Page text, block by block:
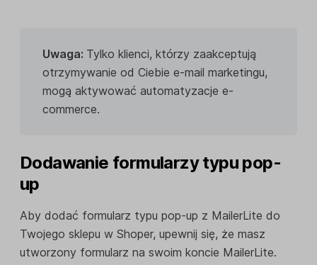
Uwaga: Tylko klienci, którzy zaakceptują
otrzymywanie od Ciebie e-mail marketingu,
mogą aktywować automatyzacje e-
commerce.
Dodawanie formularzy typu pop-
up
Aby dodać formularz typu pop-up z MailerLite do
Twojego sklepu w Shoper, upewnij się, że masz
utworzony formularz na swoim koncie MailerLite.